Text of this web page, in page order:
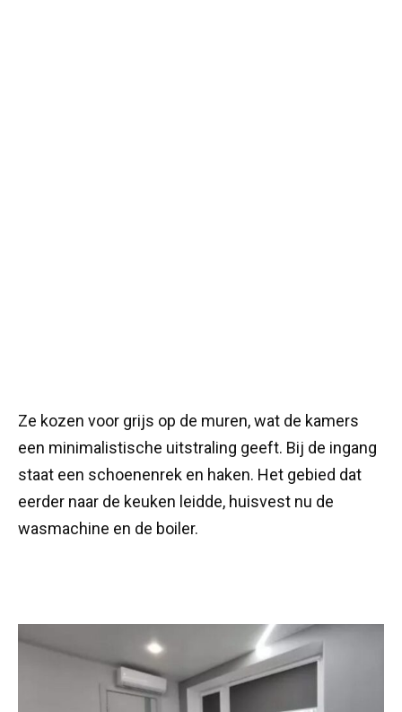
Ze kozen voor grijs op de muren, wat de kamers
een minimalistische uitstraling geeft. Bij de ingang
staat een schoenenrek en haken. Het gebied dat
eerder naar de keuken leidde, huisvest nu de
wasmachine en de boiler.